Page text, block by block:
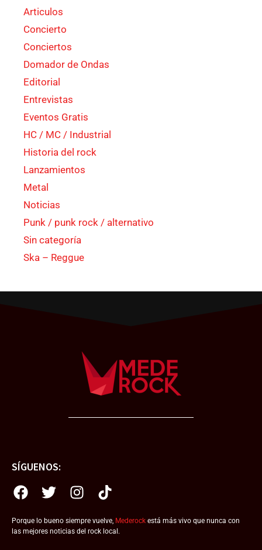
Articulos
Concierto
Conciertos
Domador de Ondas
Editorial
Entrevistas
Eventos Gratis
HC / MC / Industrial
Historia del rock
Lanzamientos
Metal
Noticias
Punk / punk rock / alternativo
Sin categoría
Ska – Reggue
SÍGUENOS:
Porque lo bueno siempre vuelve, Mederock está más vivo que nunca con
las mejores noticias del rock local.